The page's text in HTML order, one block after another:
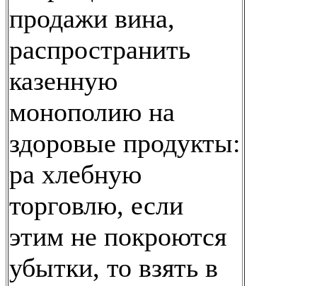
продажи вина,
распространить
казенную
монополию на
здоровые продукты:
ра хлебную
торговлю, если
этим не покроются
убытки, то взять в